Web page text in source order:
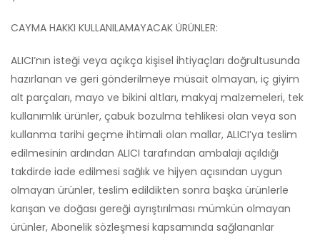
CAYMA HAKKI KULLANILAMAYACAK ÜRÜNLER:
ALICI’nın isteği veya açıkça kişisel ihtiyaçları doğrultusunda
hazırlanan ve geri gönderilmeye müsait olmayan, iç giyim
alt parçaları, mayo ve bikini altları, makyaj malzemeleri, tek
kullanımlık ürünler, çabuk bozulma tehlikesi olan veya son
kullanma tarihi geçme ihtimali olan mallar, ALICI’ya teslim
edilmesinin ardından ALICI tarafından ambalajı açıldığı
takdirde iade edilmesi sağlık ve hijyen açısından uygun
olmayan ürünler, teslim edildikten sonra başka ürünlerle
karışan ve doğası gereği ayrıştırılması mümkün olmayan
ürünler, Abonelik sözleşmesi kapsamında sağlananlar